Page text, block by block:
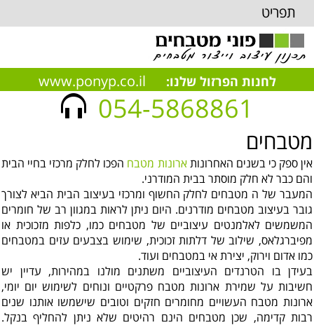
לחנות הפרזול שלנו: www.ponyp.co.il
054-5868861
תפריט
מטבחים
אין ספק כי בשנים האחרונותארונות מטבח הפכו לחלק מרכזי בחיי הבית
והם כבר לא חלק מוסתר בבית המודרני.
המעבר של ה מטבחים לחלק החשוף ומרכזי בעיצוב הבית הביא לצורך
גובר בעיצוב מטבחים מודרנים. היום ניתן לראות במגוון רב של חומרים
המשמשים לאלמנטים עיצוביים של מטבחים כמו, כלפות מזכוכית או
מפיברגלאס, שילוב של דלתות זכוכית, שימוש בצבעים עזים במטבחים
כמו אדום וירוק, יצירת אי במטבחים ועוד.
בעידן בו הטרנדים העיצוביים משתנים מולנו במהירות, עדיין יש
חשיבות על שמירת ארונות מטבח פרקטיים ונוחים לשימוש יום יומי,
ארונות מטבח העשויים מחומרים חזקים וטובים שישמשו אותנו שנים
רבות קדימה, שכן מטבחים הינם רהיטים שלא ניתן להחליף בנקל.